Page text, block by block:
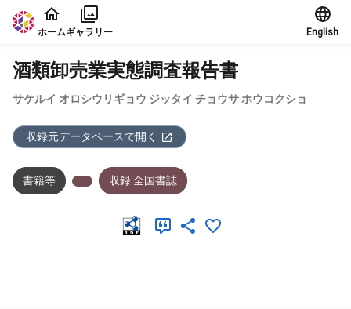
本文に飛ぶ
ホームギャラリー English
酒類卸売業実態調査報告書
サケルイ オロシウリギョウ ジッタイ チョウサ ホウコクショ
収録元データベースで開く
書籍等 収録:全国書誌